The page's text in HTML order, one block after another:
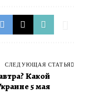
СЛЕДУЮЩАЯ СТАТЬЯ
Какой
5 мая